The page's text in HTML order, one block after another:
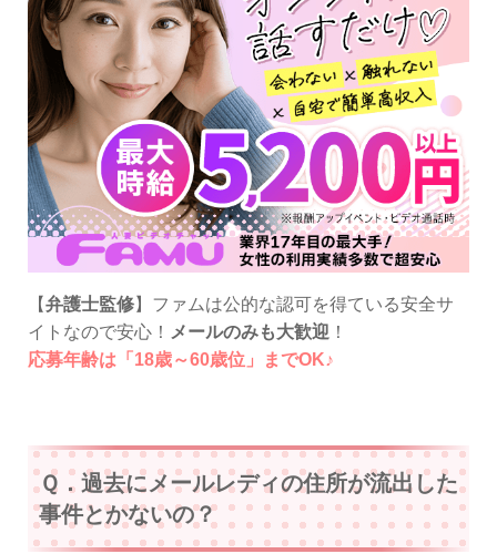
【弁護士監修】ファムは公的な認可を得ている安全サ
イトなので安心！ メールのみも大歓迎 ！
応募年齢は「18歳～60歳位」までOK♪
Ｑ．過去にメールレディの住所が流出した
事件とかないの？